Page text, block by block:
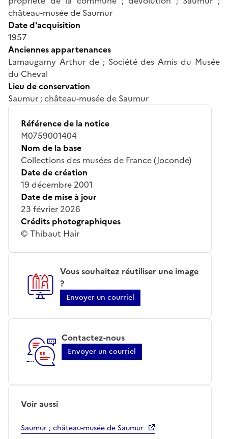
château-musée de Saumur
Date d'acquisition
1957
Anciennes appartenances
Lamaugarny Arthur de ; Société des Amis du Musée
du Cheval
Lieu de conservation
Saumur ; château-musée de Saumur
Référence de la notice
M0759001404
Nom de la base
Collections des musées de France (Joconde)
Date de création
19 décembre 2001
Date de mise à jour
23 février 2026
Crédits photographiques
© Thibaut Hair
Vous souhaitez réutiliser une image
?
Envoyer un courriel
Contactez-nous
Envoyer un courriel
Voir aussi
Saumur ; château-musée de Saumur